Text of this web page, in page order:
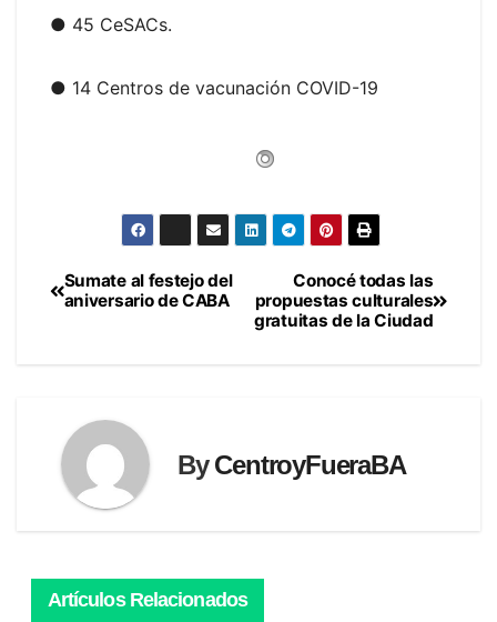
● 45 CeSACs.
● 14 Centros de vacunación COVID-19
Navegación
Conocé todas las
propuestas culturales
gratuitas de la Ciudad
Sumate al festejo del
aniversario de CABA
ByCentroyFueraBA
Artículos Relacionados